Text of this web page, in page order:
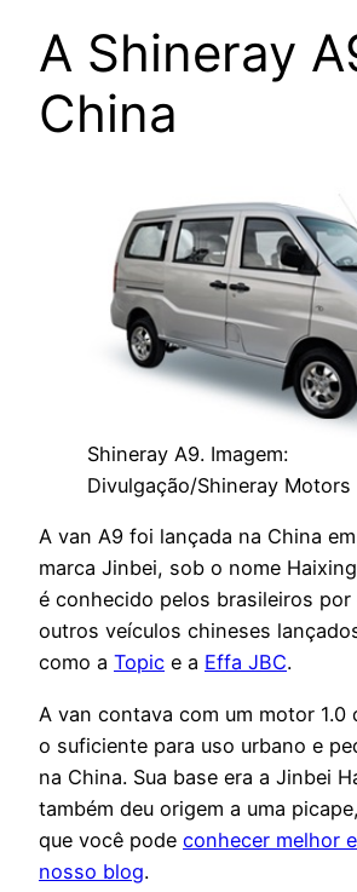
A Shineray
China
Shineray A9. Imagem:
Divulgação/Shineray Motors
A van A9 foi lançada na China
marca Jinbei, sob o nome
é conhecido pelos brasileiros por
outros veículos chineses
como a Topic e a Effa JBC.
A van contava com um motor 1.0
o suficiente para uso urbano e
na China. Sua base era a Jinbei
também deu origem a uma
que você pode conhecer melhor
nosso blog.